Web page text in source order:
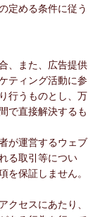
定める条件に従う
、また、広告提供
ティング活動に参
行うものとし、万
で直接解決するも
が運営するウェブ
る取引等につい
を保証しません。
クセスにあたり、